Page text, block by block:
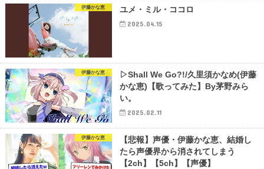
伊藤かな恵 ユメ・ミル・ココロ
2025.04.15
伊藤かな恵
▷Shall We Go?!/久里須かなめ(伊藤
かな恵)【歌ってみた】By茅野みら
い。
2025.02.11
伊藤かな恵
【悲報】声優・伊藤かな恵、結婚し
たら声優界から消されてしまう
【2ch】【5ch】【声優】